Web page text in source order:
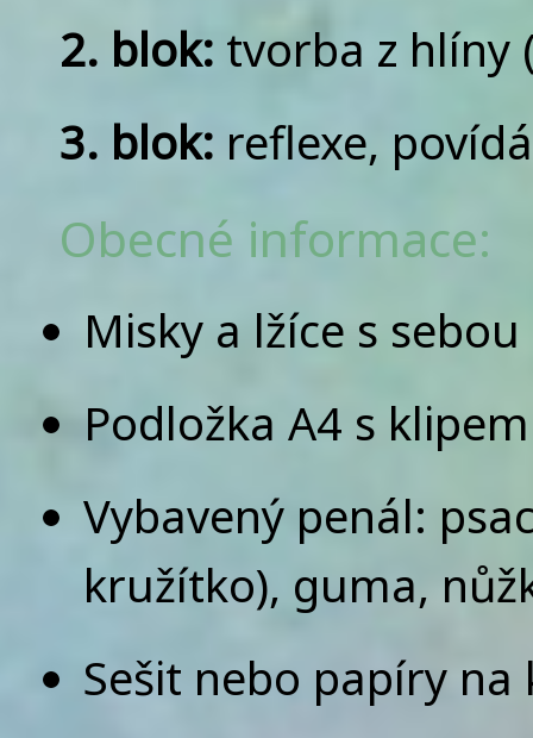
2. blok: tvorba z hlíny
3. blok: reflexe,
Obecné informace:
Misky a lžíce s sebou
Podložka A4 s
Vybavený penál:
kružítko), guma,
Sešit nebo papíry